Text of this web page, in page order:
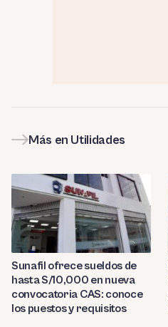
Más en Utilidades
Sunafil ofrece sueldos de
hasta S/10,000 en nueva
convocatoria CAS: conoce
los puestos y requisitos